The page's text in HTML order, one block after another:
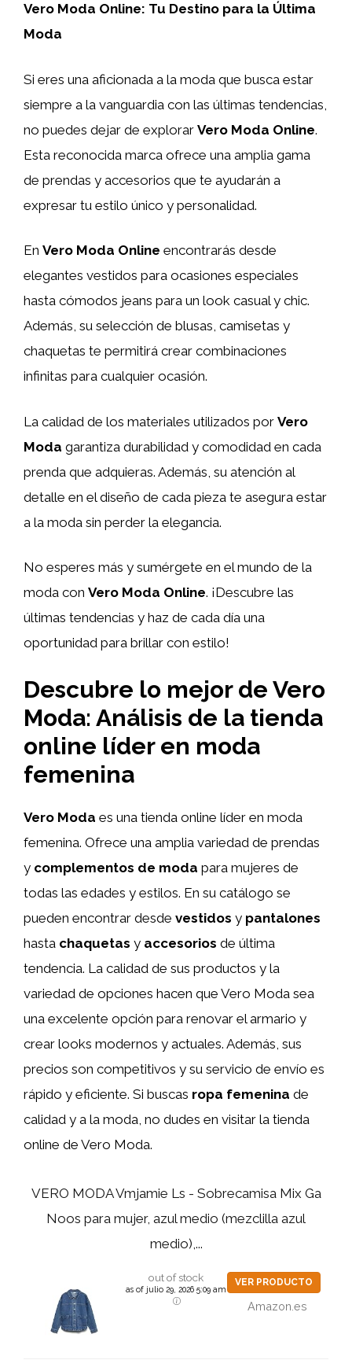
Vero Moda Online: Tu Destino para la Última
Moda
Si eres una aficionada a la moda que busca estar
siempre a la vanguardia con las últimas tendencias,
no puedes dejar de explorar Vero Moda Online.
Esta reconocida marca ofrece una amplia gama
de prendas y accesorios que te ayudarán a
expresar tu estilo único y personalidad.
En Vero Moda Online encontrarás desde
elegantes vestidos para ocasiones especiales
hasta cómodos jeans para un look casual y chic.
Además, su selección de blusas, camisetas y
chaquetas te permitirá crear combinaciones
infinitas para cualquier ocasión.
La calidad de los materiales utilizados por Vero
Moda garantiza durabilidad y comodidad en cada
prenda que adquieras. Además, su atención al
detalle en el diseño de cada pieza te asegura estar
a la moda sin perder la elegancia.
No esperes más y sumérgete en el mundo de la
moda con Vero Moda Online. ¡Descubre las
últimas tendencias y haz de cada día una
oportunidad para brillar con estilo!
Descubre lo mejor de Vero
Moda: Análisis de la tienda
online líder en moda
femenina
Vero Moda es una tienda online líder en moda
femenina. Ofrece una amplia variedad de prendas
y complementos de moda para mujeres de
todas las edades y estilos. En su catálogo se
pueden encontrar desde vestidos y pantalones
hasta chaquetas y accesorios de última
tendencia. La calidad de sus productos y la
variedad de opciones hacen que Vero Moda sea
una excelente opción para renovar el armario y
crear looks modernos y actuales. Además, sus
precios son competitivos y su servicio de envío es
rápido y eficiente. Si buscas ropa femenina de
calidad y a la moda, no dudes en visitar la tienda
online de Vero Moda.
VERO MODA Vmjamie Ls - Sobrecamisa Mix Ga
Noos para mujer, azul medio (mezclilla azul
medio),...
out of stock
as of julio 29, 2026 5:09 am
VER PRODUCTO
Amazon.es